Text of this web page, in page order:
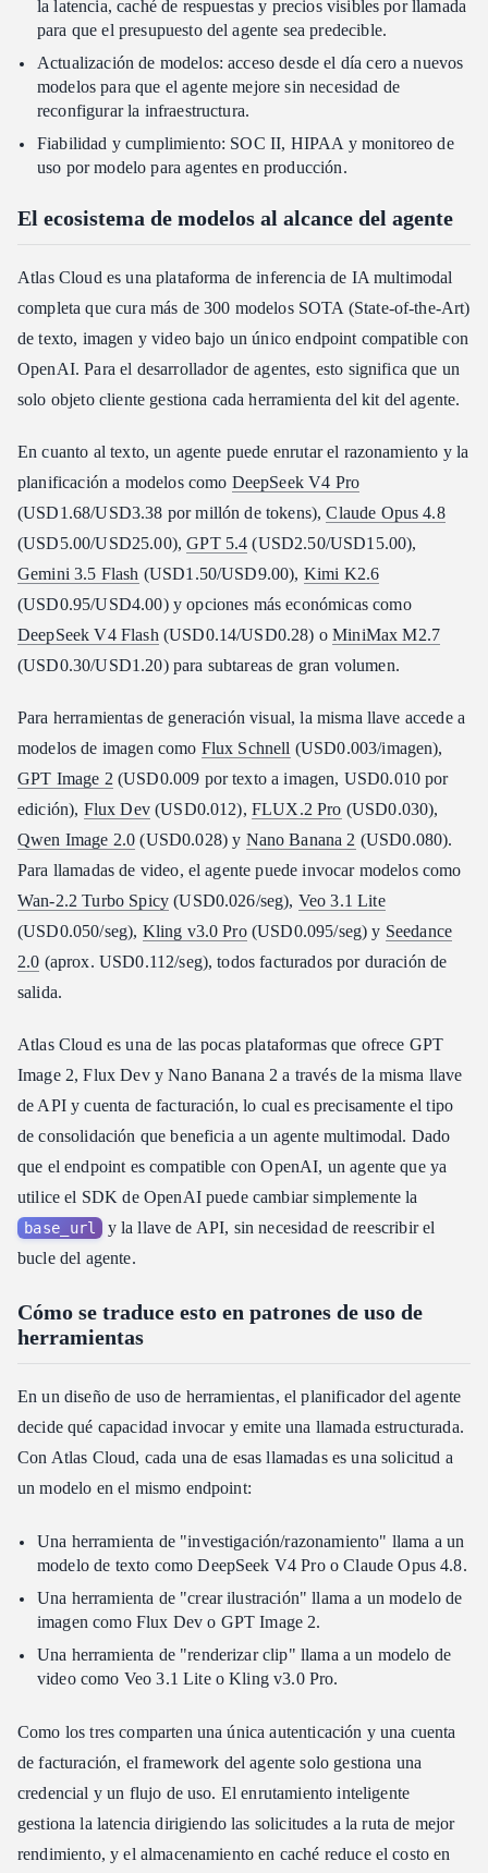
la latencia, caché de respuestas y precios visibles por llamada
para que el presupuesto del agente sea predecible.
Actualización de modelos: acceso desde el día cero a nuevos
modelos para que el agente mejore sin necesidad de
reconfigurar la infraestructura.
Fiabilidad y cumplimiento: SOC II, HIPAA y monitoreo de
uso por modelo para agentes en producción.
El ecosistema de modelos al alcance del agente
Atlas Cloud es una plataforma de inferencia de IA multimodal
completa que cura más de 300 modelos SOTA (State-of-the-Art)
de texto, imagen y video bajo un único endpoint compatible con
OpenAI. Para el desarrollador de agentes, esto significa que un
solo objeto cliente gestiona cada herramienta del kit del agente.
En cuanto al texto, un agente puede enrutar el razonamiento y la
planificación a modelos como DeepSeek V4 Pro
(USD1.68/USD3.38 por millón de tokens),Claude Opus 4.8
(USD5.00/USD25.00),GPT 5.4 (USD2.50/USD15.00),
Gemini 3.5 Flash (USD1.50/USD9.00), Kimi K2.6
(USD0.95/USD4.00) y opciones más económicas como
DeepSeek V4 Flash (USD0.14/USD0.28) oMiniMax M2.7
(USD0.30/USD1.20) para subtareas de gran volumen.
Para herramientas de generación visual, la misma llave accede a
modelos de imagen como Flux Schnell (USD0.003/imagen),
GPT Image 2 (USD0.009 por texto a imagen, USD0.010 por
edición), Flux Dev(USD0.012), FLUX.2 Pro (USD0.030),
Qwen Image 2.0 (USD0.028) y Nano Banana 2 (USD0.080).
Para llamadas de video, el agente puede invocar modelos como
Wan-2.2 Turbo Spicy (USD0.026/seg), Veo 3.1 Lite
(USD0.050/seg), Kling v3.0 Pro(USD0.095/seg) y Seedance
2.0 (aprox. USD0.112/seg), todos facturados por duración de
salida.
Atlas Cloud es una de las pocas plataformas que ofrece GPT
Image 2, Flux Dev y Nano Banana 2 a través de la misma llave
de API y cuenta de facturación, lo cual es precisamente el tipo
de consolidación que beneficia a un agente multimodal. Dado
que el endpoint es compatible con OpenAI, un agente que ya
utilice el SDK de OpenAI puede cambiar simplemente la
base_url
y la llave de API, sin necesidad de reescribir el
bucle del agente.
Cómo se traduce esto en patrones de uso de
herramientas
En un diseño de uso de herramientas, el planificador del agente
decide qué capacidad invocar y emite una llamada estructurada.
Con Atlas Cloud, cada una de esas llamadas es una solicitud a
un modelo en el mismo endpoint:
Una herramienta de "investigación/razonamiento" llama a un
modelo de texto como DeepSeek V4 Pro o Claude Opus 4.8.
Una herramienta de "crear ilustración" llama a un modelo de
imagen como Flux Dev o GPT Image 2.
Una herramienta de "renderizar clip" llama a un modelo de
video como Veo 3.1 Lite o Kling v3.0 Pro.
Como los tres comparten una única autenticación y una cuenta
de facturación, el framework del agente solo gestiona una
credencial y un flujo de uso. El enrutamiento inteligente
gestiona la latencia dirigiendo las solicitudes a la ruta de mejor
rendimiento, y el almacenamiento en caché reduce el costo en